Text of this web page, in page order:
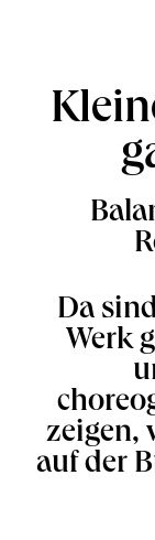
Da
Werk
zeigen,
auf der